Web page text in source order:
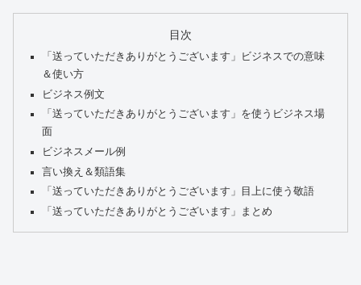
目次
「送っていただきありがとうございます」ビジネスでの意味
＆使い方
ビジネス例文
「送っていただきありがとうございます」を使うビジネス場
面
ビジネスメール例
言い換え＆類語集
「送っていただきありがとうございます」目上に使う敬語
「送っていただきありがとうございます」まとめ